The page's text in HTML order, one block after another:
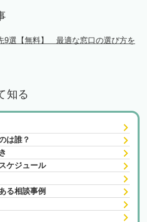
9選【無料】 最適な窓口の選び方を
知る
は誰？
ケジュール
る相談事例